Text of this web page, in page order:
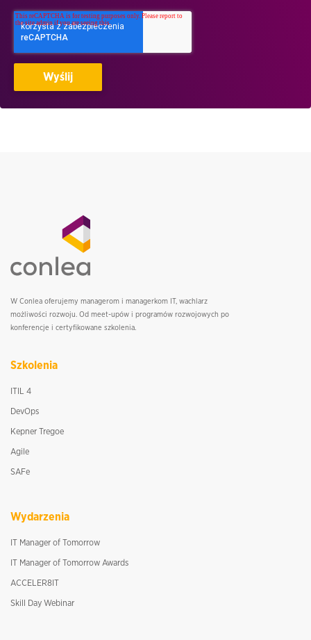
W Conlea oferujemy managerom i managerkom IT, wachlarz
możliwości rozwoju. Od meet-upów i programów rozwojowych po
konferencje i certyfikowane szkolenia.
Szkolenia
ITIL 4
DevOps
Kepner Tregoe
Agile
SAFe
Wydarzenia
IT Manager of Tomorrow
IT Manager of Tomorrow Awards
ACCELER8IT
Skill Day Webinar